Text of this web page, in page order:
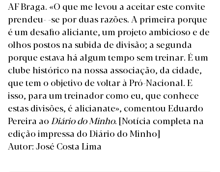
AF Braga. «O que me levou a aceitar este convite
prendeu- -se por duas razões. A primeira porque
é um desafio aliciante, um projeto ambicioso e de
olhos postos na subida de divisão; a segunda
porque estava há algum tempo sem treinar. É um
clube histórico na nossa associação, da cidade,
que tem o objetivo de voltar à Pró-Nacional. E
isso, para um treinador como eu, que conhece
estas divisões, é alicianate», comentou Eduardo
Pereira aoDiário do Minho. [Notícia completa na
edição impressa do Diário do Minho]
Autor: José Costa Lima